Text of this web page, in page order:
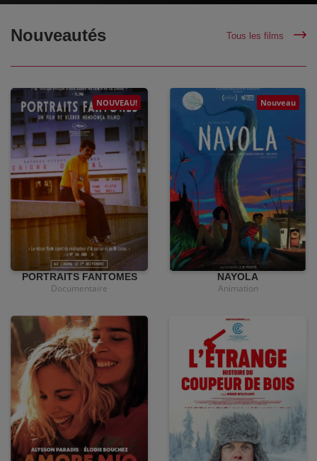
Nouveautés Tous les films
NOUVEAU!
• 15,00
• 4,90€
PORTRAITS FANTOMES
Documentaire
Nouveau
• 12,00
• 4,90€
NAYOLA
Animation
• 12,00€
4,90€
• 4,90€